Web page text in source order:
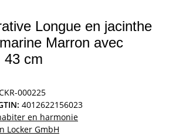
Longue en jacinthe
Marron avec
43 cm
000225
4012622156023
en harmonie
Locker GmbH